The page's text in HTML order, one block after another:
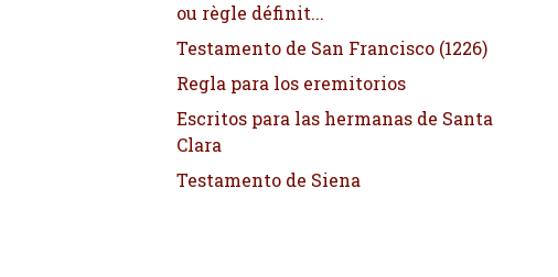
ou règle définit...
Testamento de San Francisco (1226)
Regla para los eremitorios
Escritos para las hermanas de Santa
Clara
Testamento de Siena